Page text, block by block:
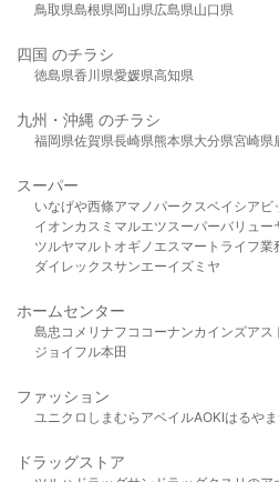
鳥取県島根県岡山県広島県山口県
四国 のチラシ
徳島県香川県愛媛県高知県
九州・沖縄 のチラシ
福岡県佐賀県長崎県熊本県大分県宮崎県
スーパー
いなげや西條アマノパークスベイシア ビ
イオンカスミ マルエツスーパーバリュー
ツルヤマルト オギノ エスマート ライフ業
ダイレックスサンエーイズミヤ
ホームセンター
島忠 コメリ ナフコ コーナンカインズアス
ジョイフル本田
ファッション
ユニクロ しまむら アベイルAOKIはるやま
ドラッグストア